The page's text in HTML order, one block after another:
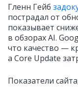
Гленн Гейб
пострадал от
показывает
в обзорах AI.
что качество —
а Core Update
Показатели